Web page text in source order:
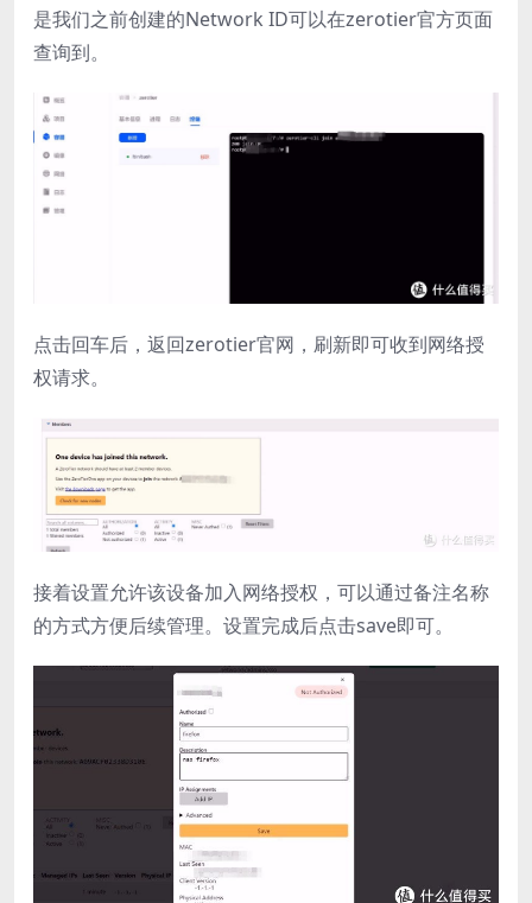
是我们之前创建的Network ID可以在zerotier官方页面
查询到。
点击回车后，返回zerotier官网，刷新即可收到网络授
权请求。
接着设置允许该设备加入网络授权，可以通过备注名称
的方式方便后续管理。设置完成后点击save即可。